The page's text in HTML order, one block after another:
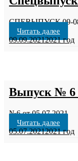
СПЕВЫПУСК 09-
Читать далее
09.09.20212021 год
Выпуск № 6
№6 от 05.07.2021
Читать далее
05.07.20212021 год